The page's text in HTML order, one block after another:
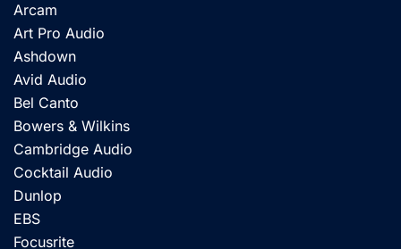
Arcam
Art Pro Audio
Ashdown
Avid Audio
Bel Canto
Bowers & Wilkins
Cambridge Audio
Cocktail Audio
Dunlop
EBS
Focusrite